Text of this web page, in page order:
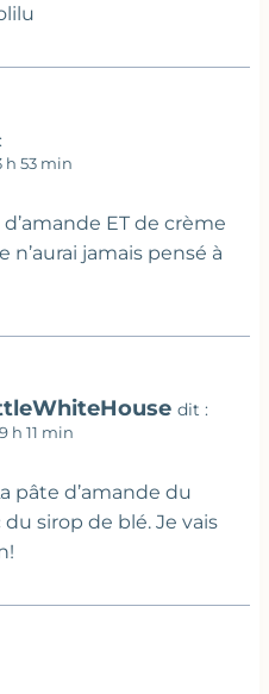
h 53 min
ET de crème
n’aurai jamais pensé à
dit :
h 11 min
pâte d’amande du
sirop de blé. Je vais